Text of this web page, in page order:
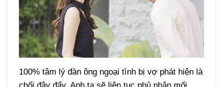
100% tâm lý đàn ông ngoại tình bị vợ phát hiện là